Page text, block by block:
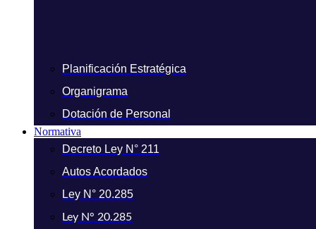
Planificación Estratégica
Organigrama
Dotación de Personal
Normativa
Decreto Ley N° 211
Autos Acordados
Ley N° 20.285
Ley N° 20.285